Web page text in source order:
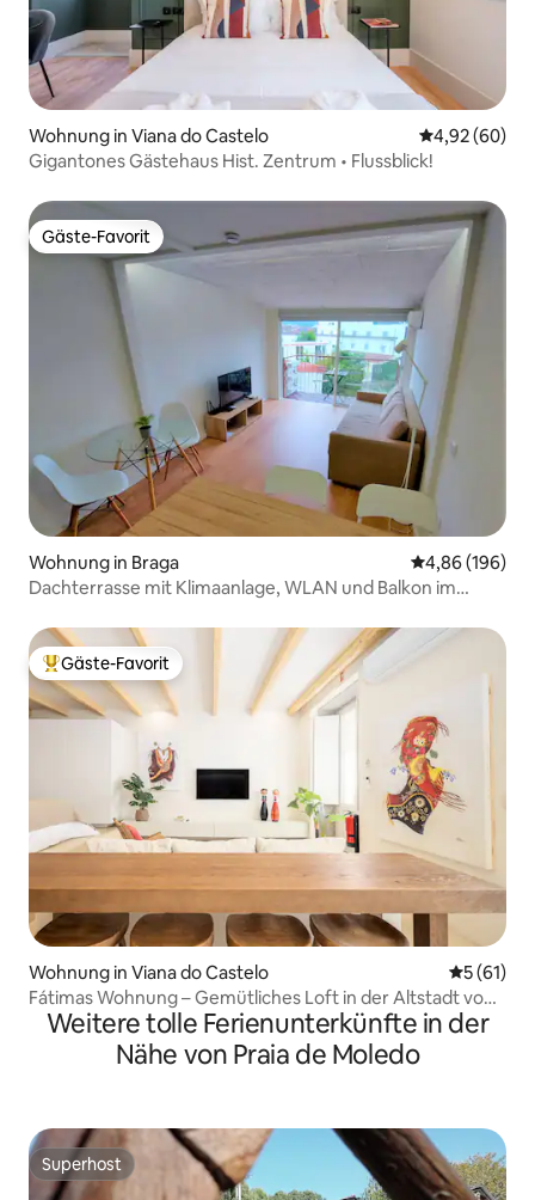
Wohnung in Viana do Castelo
4,92 (60)
Gigantones Gästehaus Hist. Zentrum • Flussblick!
Gäste-Favorit
Gäste-Favorit
Wohnung in Braga
4,86 (196)
Dachterrasse mit Klimaanlage, WLAN und Balkon im
Beliebter Gäste-Favorit.
Gäste-Favorit
Wohnung in Viana do Castelo
5 (61)
Fátimas Wohnung – Gemütliches Loft in der Altstadt von
Viana
Weitere tolle Ferienunterkünfte in der
Nähe von Praia de Moledo
Superhost
Superhost